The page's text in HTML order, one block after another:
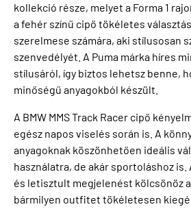
kollekció része, melyet a Forma 1
a fehér színű cipő tökéletes
szerelmese számára, aki stílusosan
szenvedélyét. A Puma márka híres
stílusáról, így biztos lehetsz benne,
minőségű anyagokból készült.
A BMW MMS Track Racer cipő
egész napos viselés során is. A
anyagoknak köszönhetően ideális
használatra, de akár sportoláshoz is.
és letisztult megjelenést kölcsönöz
bármilyen outfitet tökéletesen